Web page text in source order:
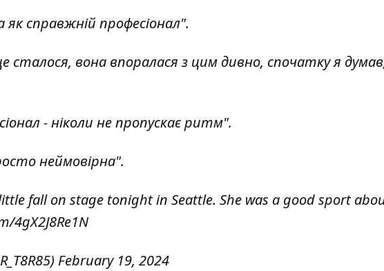
справжній професіонал".
сталося, вона впоралася з цим дивно, спочатку я
- ніколи не пропускає ритм".
неймовірна".
fall on stage tonight in Seattle. She was a good sport
4gX2J8Re1N
February 19, 2024